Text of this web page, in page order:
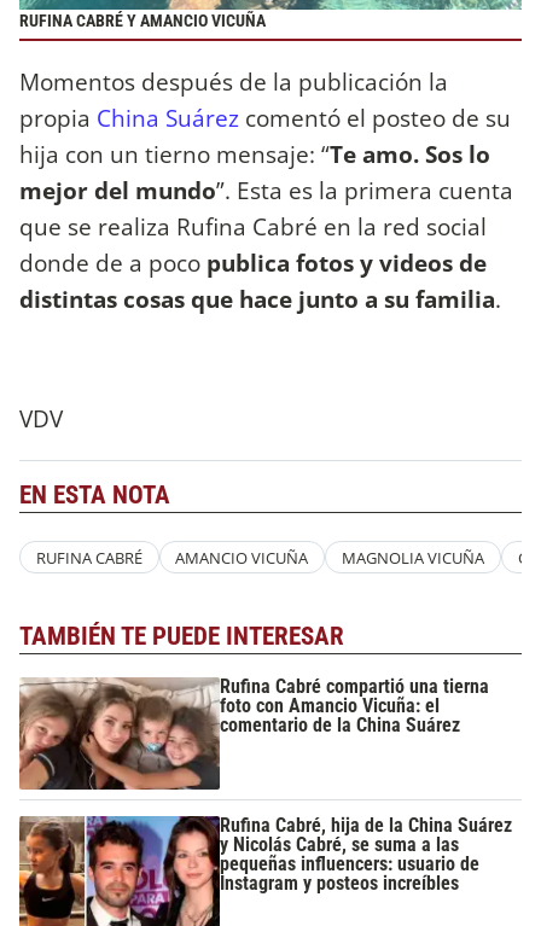
RUFINA CABRÉ Y AMANCIO VICUÑA
Momentos después de la publicación la
propia China Suárez comentó el posteo de su
hija con un tierno mensaje: “Te amo. Sos lo
mejor del mundo”. Esta es la primera cuenta
que se realiza Rufina Cabré en la red social
donde de a poco publica fotos y videos de
distintas cosas que hace junto a su familia.
VDV
EN ESTA NOTA
RUFINA CABRÉ AMANCIO VICUÑA MAGNOLIA VICUÑA
TAMBIÉN TE PUEDE INTERESAR
Rufina Cabré compartió una tierna
foto con Amancio Vicuña: el
comentario de la China Suárez
Rufina Cabré, hija de la China Suárez
y Nicolás Cabré, se suma a las
pequeñas influencers: usuario de
Instagram y posteos increíbles